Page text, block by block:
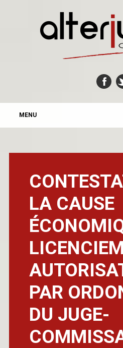
MAIN MENU
MENU
LA CAUSE
PAR
DU JUGE-